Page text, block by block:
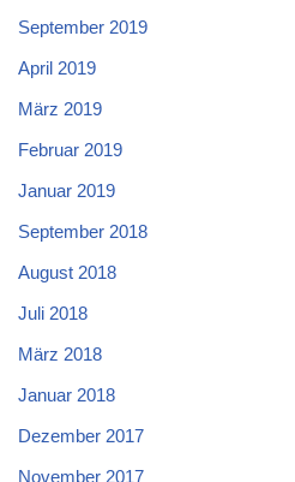
September 2019
April 2019
März 2019
Februar 2019
Januar 2019
September 2018
August 2018
Juli 2018
März 2018
Januar 2018
Dezember 2017
November 2017